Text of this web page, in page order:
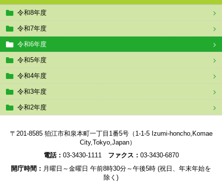
令和8年度
令和7年度
令和6年度
令和5年度
令和4年度
令和3年度
令和2年度
〒201-8585 狛江市和泉本町一丁目1番5号（1-1-5 Izumi-honcho,Komae
City,Tokyo,Japan）
電話： 03-3430-1111 ファクス： 03-3430-6870
開庁時間： 月曜日～金曜日 午前8時30分～午後5時 (祝日、年末年始を
除く)